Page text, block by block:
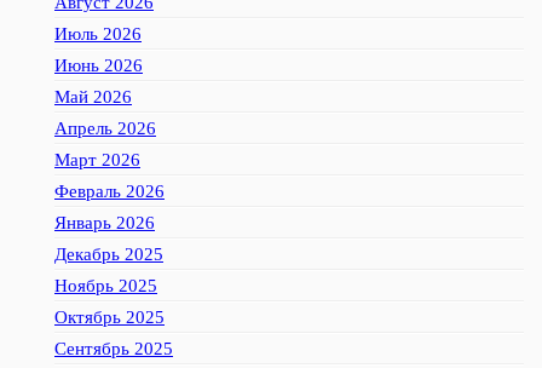
Июль 2026
Июнь 2026
Май 2026
Апрель 2026
Март 2026
Февраль 2026
Январь 2026
Декабрь 2025
Ноябрь 2025
Октябрь 2025
Сентябрь 2025